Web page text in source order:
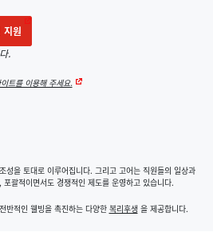
원
.
트를 이용해 주세요.
성을 토대로 이루어집니다. 그리고 고어는 직원들의 일상과
괄적이면서도 경쟁적인 제도를 운영하고 있습니다.
반적인 웰빙을 촉진하는 다양한 복리후생 을 제공합니다.